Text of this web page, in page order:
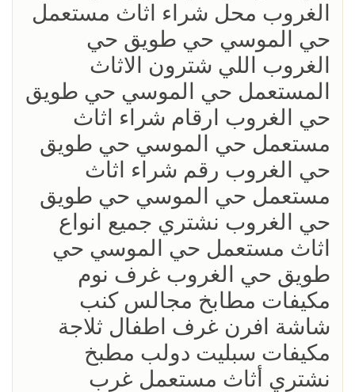
الغروب محل شراء اثاث مستعمل
حي الموسي حي طويق حي
الغروب اللي شترون الاثاث
المستعمل حي الموسي حي طويق
حي الغروب ارقام شراء اثاث
مستعمل حي الموسي حي طويق
حي الغروب رقم شراء اثاث
مستعمل حي الموسي حي طويق
حي الغروب نشتري جميع انواع
اثاث مستعمل حي الموسي حي
طويق حي الغروب غرف نوم
مكيفات مطابخ مجالس كنب
شاشة افرن غرف اطفال ثلاجة
مكيفات سبليت دولب مطبخ
نشتري أثاث مستعمل غرب